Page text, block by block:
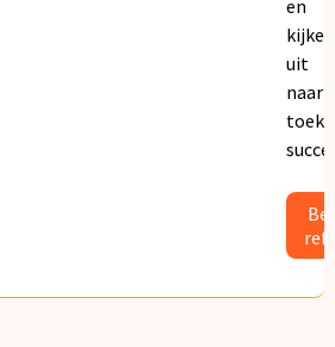
en
kijken
uit
naar